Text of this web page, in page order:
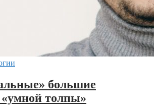
большие
толпы»